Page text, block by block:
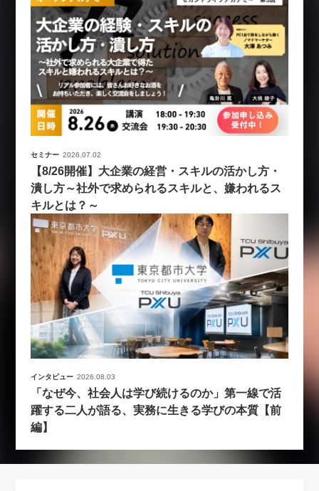
セミナー 2026.07.02
【8/26開催】大企業の経営・スキルの活かし方・
潰し方～社外で求められるスキルと、嫌われるス
キルとは？～
インタビュー 2026.08.03
「なぜ今、社会人は学び続けるのか」第一線で活
躍する二人が語る、実務に生きる学びの本質【前
編】